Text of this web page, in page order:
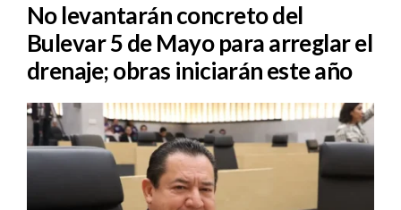
No levantarán concreto del
Bulevar 5 de Mayo para arreglar el
drenaje; obras iniciarán este año